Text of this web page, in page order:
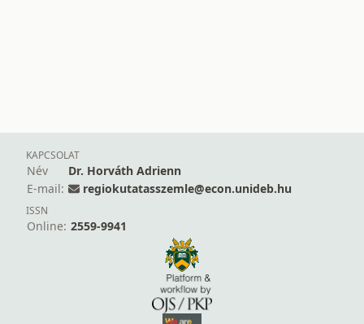
KAPCSOLAT
Név
Dr. Horváth Adrienn
E-mail:
regiokutatasszemle@econ.unideb.hu
ISSN
Online: 2559-9941